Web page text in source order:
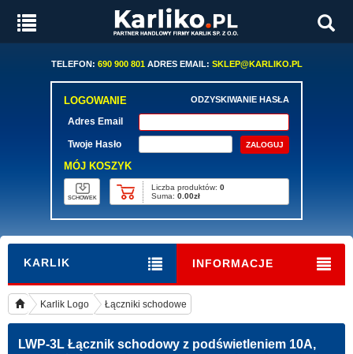
TELEFON: 690 900 801ADRES EMAIL: SKLEP@KARLIKO.PL
LOGOWANIE ODZYSKIWANIE HASŁA
Adres Email
Twoje Hasło
MÓJ KOSZYK
SCHOWEK
Liczba produktów: 0
Suma: 0.00zł
KARLIK INFORMACJE
Karlik Logo Łączniki schodowe
LWP-3L Łącznik schodowy z podświetleniem 10A,